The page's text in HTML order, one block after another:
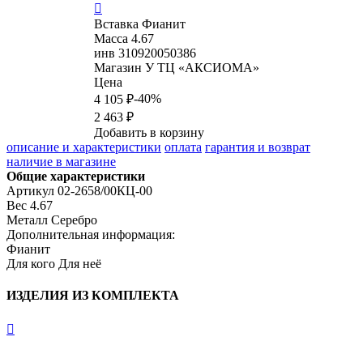

Вставка Фианит
Масса 4.67
инв 310920050386
Магазин У ТЦ «АКСИОМА»
Цена
4 105 ₽-40%
2 463 ₽
Добавить в корзину
описание и характеристики оплата гарантия и возврат
наличие в магазине
Общие характеристики
Артикул 02-2658/00КЦ-00
Вес 4.67
Металл Серебро
Дополнительная информация:
Фианит
Для кого Для неё
ИЗДЕЛИЯ ИЗ КОМПЛЕКТА
